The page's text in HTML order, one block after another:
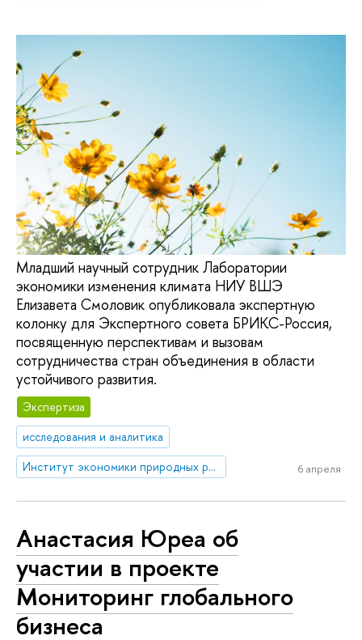
Младший научный сотрудник Лаборатории
экономики изменения климата НИУ ВШЭ
Елизавета Смоловик опубликовала экспертную
колонку для Экспертного совета БРИКС-Россия,
посвященную перспективам и вызовам
сотрудничества стран объединения в области
устойчивого развития.
Экспертиза
исследования и аналитика
Институт экономики природных ресурсов и изменения климата
6 апреля
Анастасия Юреа об
участии в проекте
Мониторинг глобального
бизнеса